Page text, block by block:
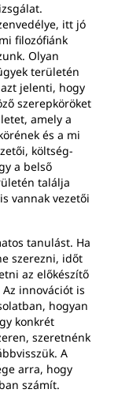
itt jó
filozófiánk
Olyan
területén
jelenti, hogy
szerepköröket
amely a
és a mi
költség-
a belső
találja
vannak vezetői
tanulást. Ha
szerezni, időt
az előkészítő
innovációt is
hogyan
konkrét
szeretnénk
A
arra, hogy
számít.